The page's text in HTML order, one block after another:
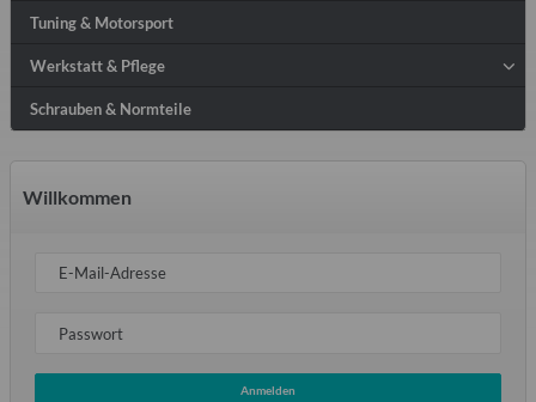
Tuning & Motorsport
Werkstatt & Pflege
Schrauben & Normteile
Willkommen
E-Mail-Adresse
Passwort
Anmelden